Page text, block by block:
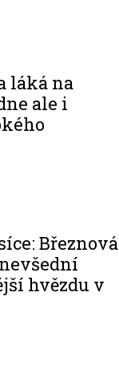
láká na
ale i
Březnová
hvězdu v